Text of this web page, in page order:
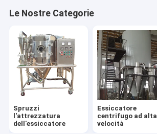
Le Nostre Categorie
Spruzzi
l'attrezzatura
dell'essiccatore
Essiccatore
centrifugo ad alta
velocità